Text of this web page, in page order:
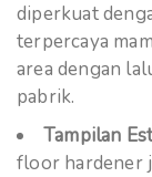
diperkuat
terpercaya
area dengan
pabrik.
Tampilan
floor hardener